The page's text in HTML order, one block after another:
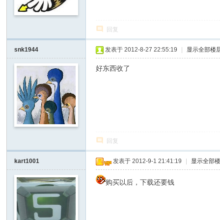
回复
snk1944 发表于 2012-8-27 22:55:19 显示全部楼
好东西收了
回复
kart1001 发表于 2012-9-1 21:41:19 显示全部
购买以后，下载还要钱